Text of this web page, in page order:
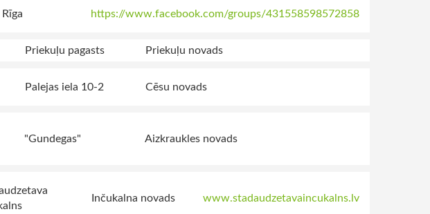
Rīga https://www.facebook.com/groups/431558598572858
Priekuļu pagasts Priekuļu novads
Palejas iela 10-2 Cēsu novads
"Gundegas" Aizkraukles novads
Inčukalna novads www.stadaudzetavaincukalns.lv